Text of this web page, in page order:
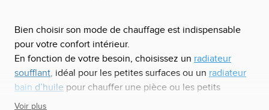
Bien choisir son mode de chauffage est indispensable
pour votre confort intérieur.
En fonction de votre besoin, choisissez un radiateur
soufflant, idéal pour les petites surfaces ou un radiateur
bain d’huile pour chauffer une pièce ou les petits
appartements pour les plus puissants. Vous pouvez aussi
Voir plus